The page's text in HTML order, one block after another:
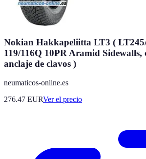
Nokian Hakkapeliitta LT3 (
119/116Q 10PR Aramid Sidewalls,
anclaje de clavos )
neumaticos-online.es
276.47 EURVer el precio